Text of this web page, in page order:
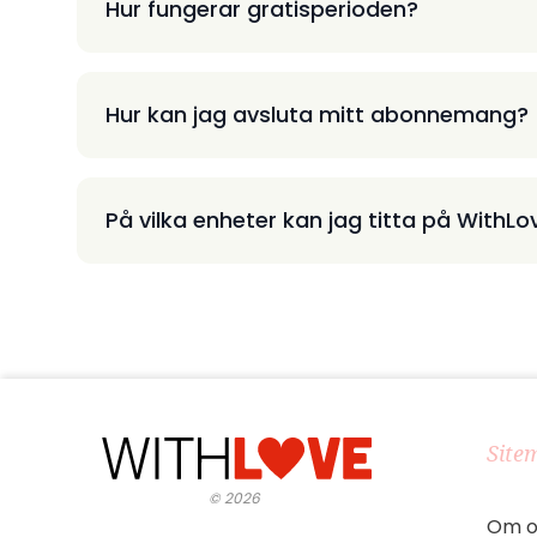
Hur fungerar gratisperioden?
Hur kan jag avsluta mitt abonnemang?
På vilka enheter kan jag titta på
©2026
Om